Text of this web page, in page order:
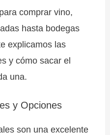
comprar vino,
hasta bodegas
explicamos las
y cómo sacar el
una.
y Opciones
son una excelente